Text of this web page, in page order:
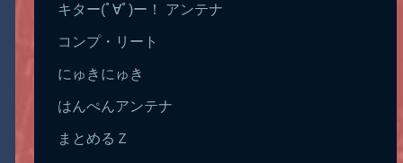
キター(ﾟ∀ﾟ)ー！ アンテナ
コンプ・リート
にゅきにゅき
はんぺんアンテナ
まとめるＺ